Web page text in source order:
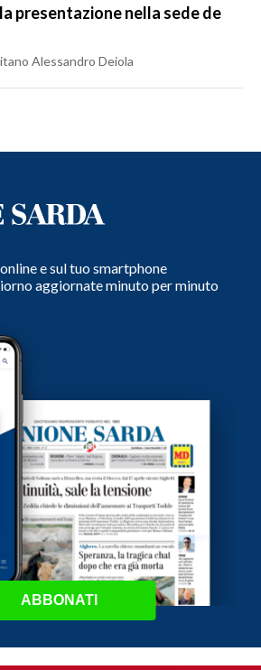
presentazione nella sede de
Alessandro Deiola
e sul tuo smartphone
aggiornate minuto per minuto
ABBONATI